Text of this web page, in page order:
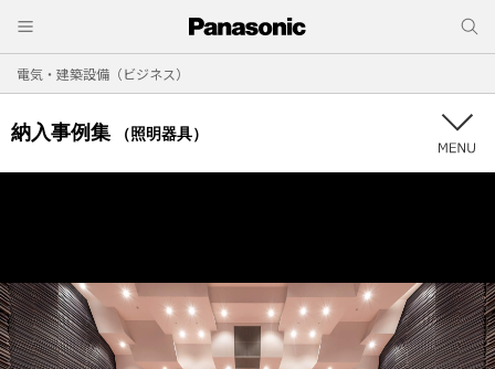
電気・建築設備（ビジネス）
納入事例集 （照明器具）